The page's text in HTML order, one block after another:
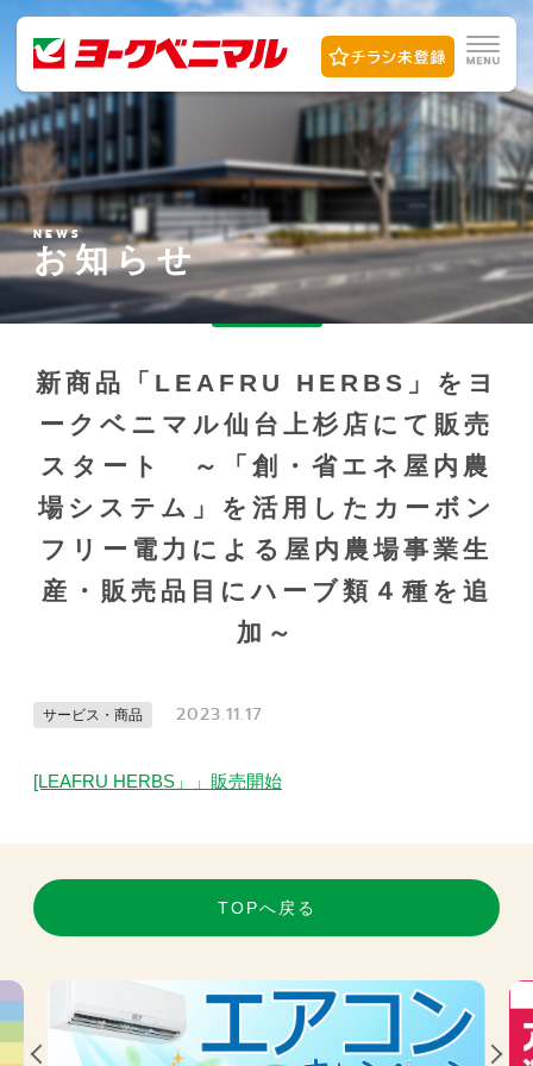
NEWS
お知らせ
新商品「LEAFRU HERBS」をヨ
ークベニマル仙台上杉店にて販売
スタート ～「創・省エネ屋内農
場システム」を活用したカーボン
フリー電力による屋内農場事業生
産・販売品目にハーブ類４種を追
加～
サービス・商品 2023.11.17
[LEAFRU HERBS」」販売開始
TOPへ戻る